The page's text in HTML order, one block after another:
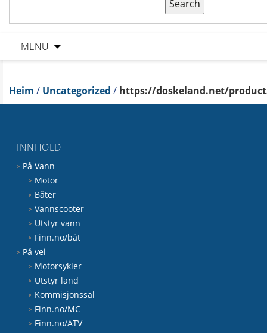
MENU
Heim / Uncategorized / https://doskeland.net/
INNHOLD
På Vann
Motor
Båter
Vannscooter
Utstyr vann
Finn.no/båt
På vei
Motorsykler
Utstyr land
Kommisjonssal
Finn.no/MC
Finn.no/ATV